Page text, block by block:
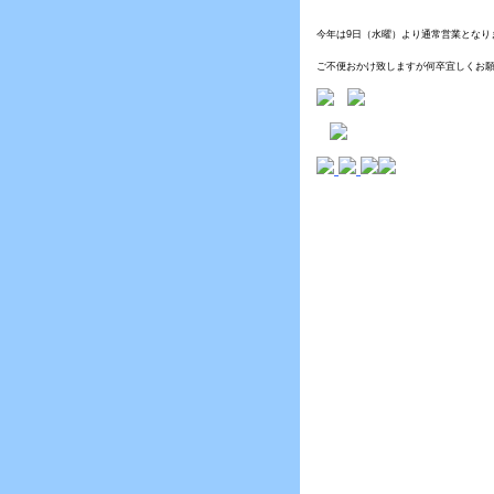
今年は9日（水曜）より通常営業となり
ご不便おかけ致しますが何卒宜しくお